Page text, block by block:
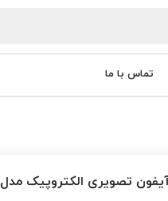
تماس با ما
تصویری الکتروپیک مدل 896